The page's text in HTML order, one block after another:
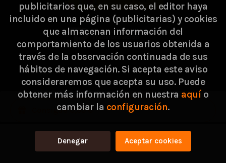
Consigue 0,95 €
2026 ©Passarella Store SL. Todos los Derechos
Reservados | Grupo Trevenque
publicitarios que, en su caso, el editor haya
incluido en una página (publicitarias) y cookies
que almacenan información del
comportamiento de los usuarios obtenida a
través de la observación continuada de sus
hábitos de navegación. Si acepta este aviso
consideraremos que acepta su uso. Puede
obtener más información en nuestra aquío
cambiar la configuración.
Denegar Aceptar cookies